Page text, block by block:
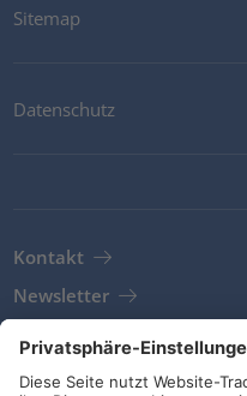
Sitemap
Datenschutz
Kontakt
Newsletter
AGB